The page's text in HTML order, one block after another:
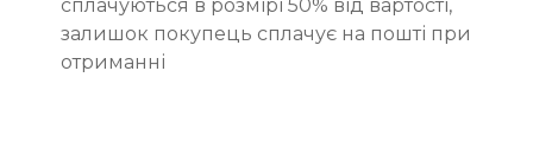
сплачуються в розмірі 50% від вартості,
залишок покупець сплачує на пошті при
отриманні